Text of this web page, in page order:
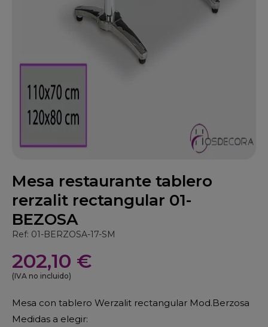
Mesa restaurante tablero
rerzalit rectangular 01-
BEZOSA
Ref: 01-BERZOSA-17-SM
202,10 €
(IVA no incluido)
Mesa con tablero Werzalit rectangular Mod.Berzosa
Medidas a elegir: